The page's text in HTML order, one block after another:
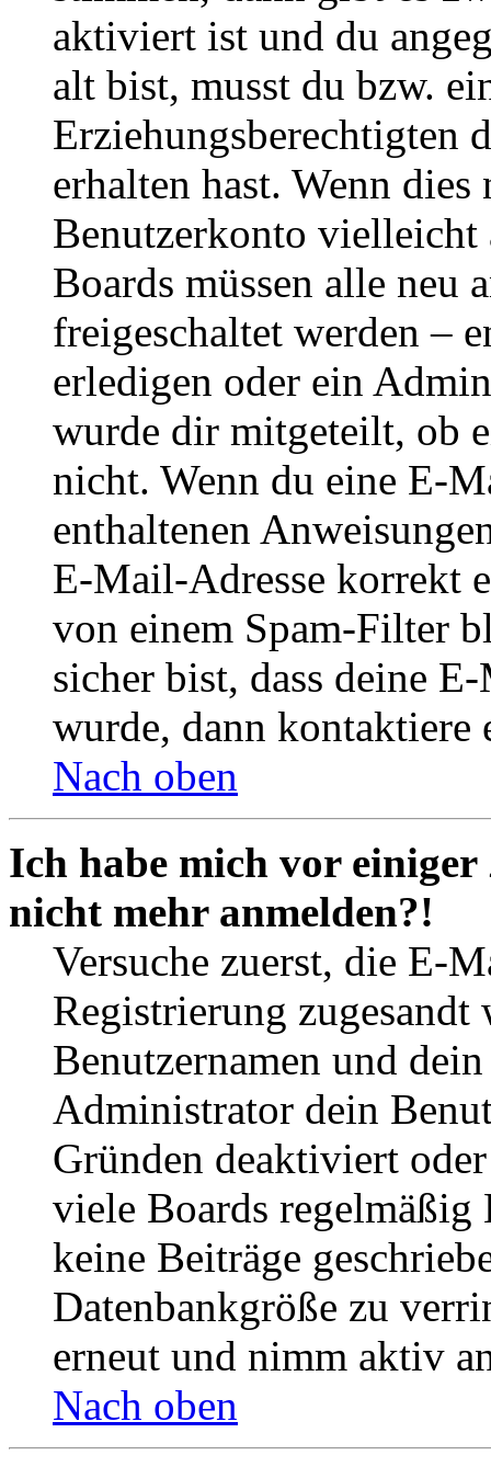
aktiviert ist und du
alt bist, musst du bzw.
Erziehungsberechtigten
erhalten hast. Wenn
Benutzerkonto
Boards müssen alle neu
freigeschaltet werden –
erledigen oder ein
wurde dir mitgeteilt, ob
nicht. Wenn du eine E-
enthaltenen
E-Mail-Adresse korrekt
von einem Spam-Filter
sicher bist, dass deine
wurde, dann kontaktiere
Nach oben
Ich habe mich vor
nicht mehr anmelden?!
Versuche zuerst, die E-
Registrierung
Benutzernamen und
Administrator dein
Gründen deaktiviert
viele Boards
keine Beiträge
Datenbankgröße zu
erneut und nimm aktiv
Nach oben